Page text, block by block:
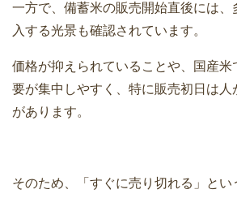
一方で、備蓄米の販売開始直後には、
入する光景も確認されています。
価格が抑えられていることや、国産米
要が集中しやすく、特に販売初日は人
があります。
そのため、「すぐに売り切れる」とい